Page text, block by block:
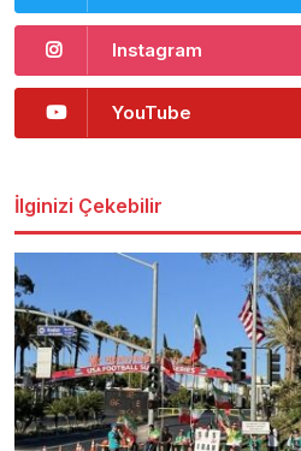
Instagram
YouTube
İlginizi Çekebilir